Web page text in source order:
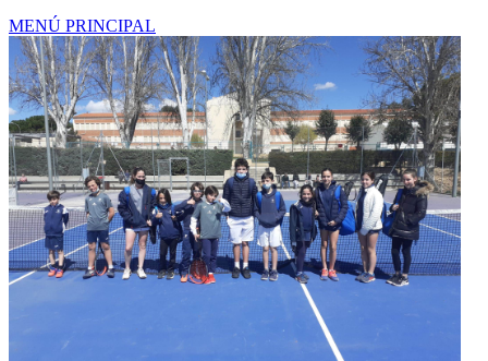
MENÚ PRINCIPAL